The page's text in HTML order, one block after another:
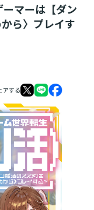
マーは【ダン
ら〉プレイす
アする